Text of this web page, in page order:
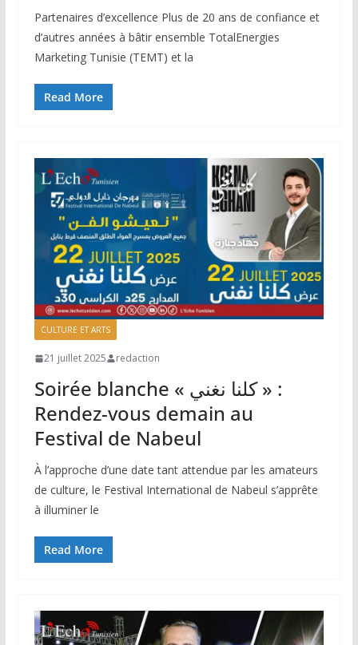
Partenaires d’excellence Plus de 20 ans de confiance et
d’autres années à bâtir ensemble TotalEnergies
Marketing Tunisie (TEMT) et la
Read More
CULTURE ET ARTS
21 juillet 2025 redaction
Soirée blanche « كلنا نغني » :
Rendez-vous demain au
Festival de Nabeul
À l’approche d’une date tant attendue par les amateurs
de culture, le Festival International de Nabeul s’apprête
à illuminer le
Read More